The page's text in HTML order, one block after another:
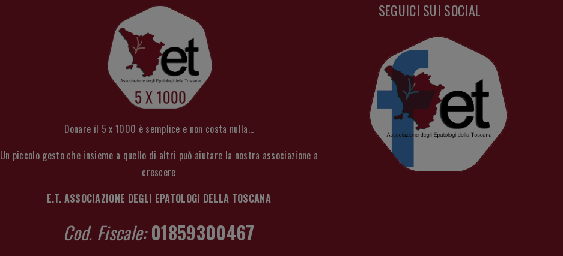
Donare il 5 x 1000 è semplice e non costa nulla...
Un piccolo gesto che insieme a quello di altri può aiutare la nostra associazione a
crescere
E.T. ASSOCIAZIONE DEGLI EPATOLOGI DELLA TOSCANA
Cod. Fiscale:01859300467
SEGUICI SUI SOCIAL